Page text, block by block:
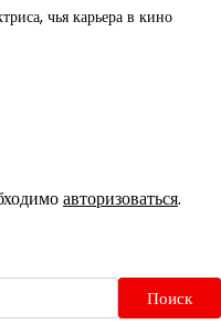
чья карьера в кино
авторизоваться.
Поиск